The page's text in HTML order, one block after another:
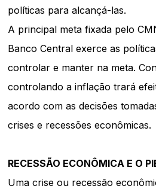
políticas para alcançá-las.
A principal meta fixada pelo
Banco Central exerce as
controlar e manter na meta.
controlando a inflação trará
acordo com as decisões
crises e recessões econômicas.
RECESSÃO ECONÔMICA E O
Uma crise ou recessão